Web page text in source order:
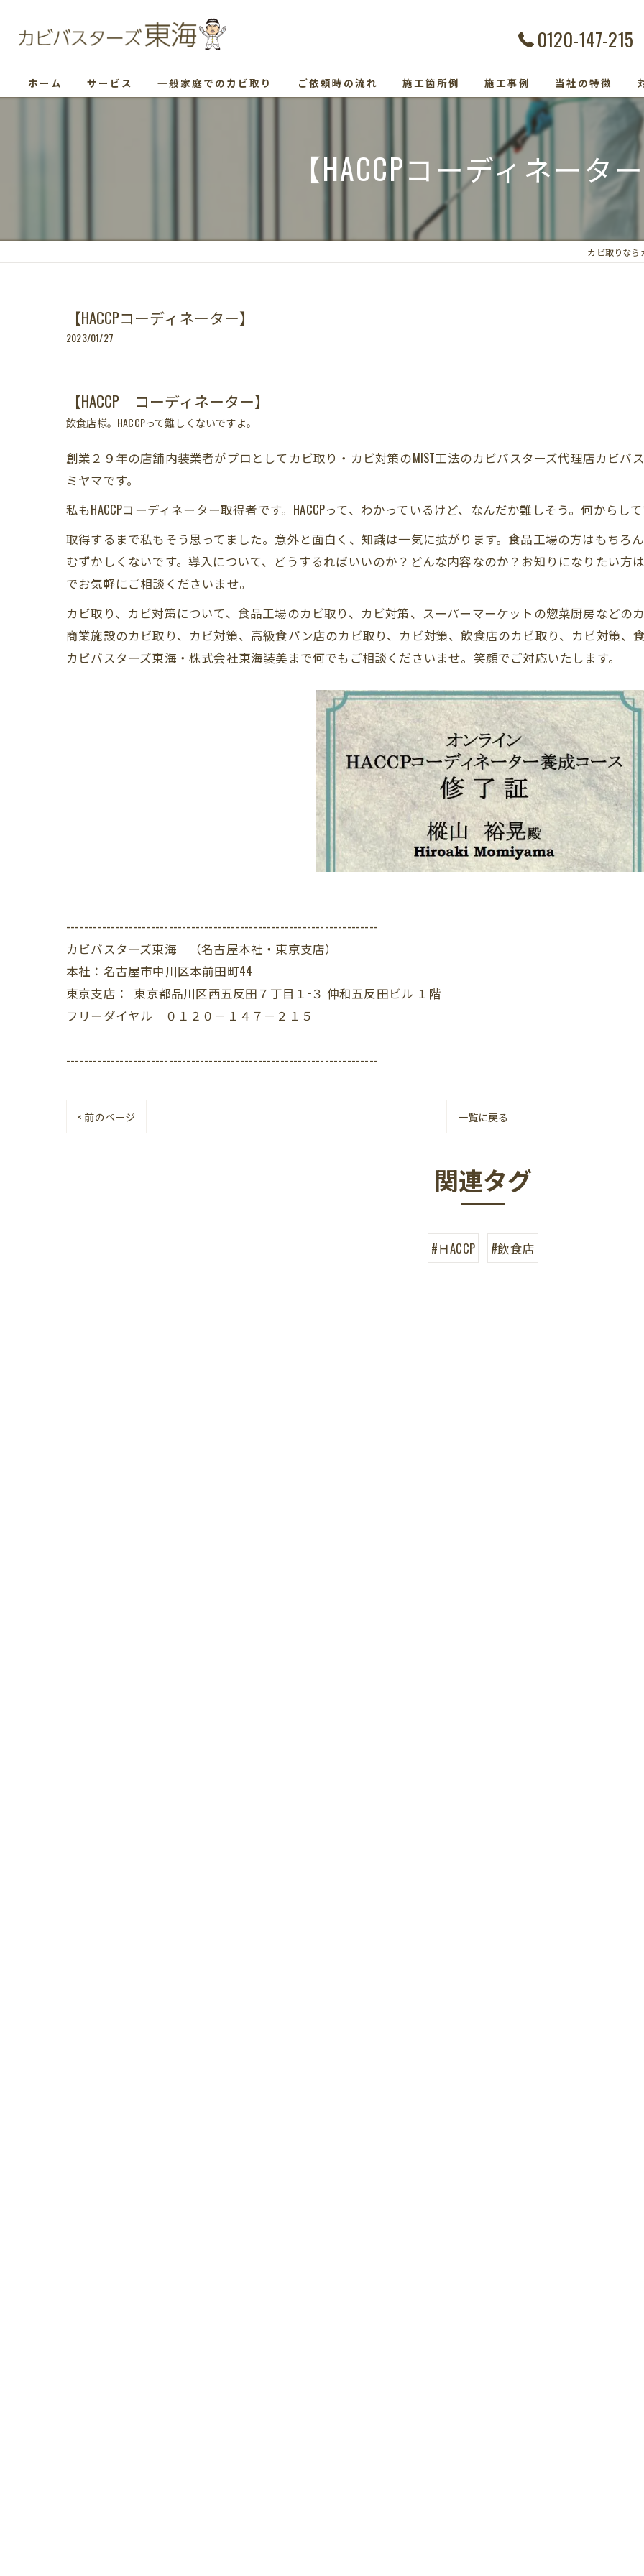
0120-147-215
ホーム サービス 一般家庭でのカビ取り ご依頼時の流れ 施工箇所例 施工事例 当社の特徴
カビ取り専門
カビ検査
【HACCPコーディネータ
カビ取りなら
【HACCPコーディネーター】
2023/01/27
【HACCP コーディネーター】
飲食店様。HACCPって難しくないですよ。
創業２９年の店舗内装業者がプロとしてカビ取り・カビ対策のMIST工法のカビバスターズ代理店カビバ
ミヤマです。
私もHACCPコーディネーター取得者です。HACCPって、わかっているけど、なんだか難しそう。何からし
取得するまで私もそう思ってました。意外と面白く、知識は一気に拡がります。食品工場の方はもちろ
むずかしくないです。導入について、どうするればいいのか？どんな内容なのか？お知りになりたい方
でお気軽にご相談くださいませ。
カビ取り、カビ対策について、食品工場のカビ取り、カビ対策、スーパーマーケットの惣菜厨房などの
商業施設のカビ取り、カビ対策、高級食パン店のカビ取り、カビ対策、飲食店のカビ取り、カビ対策、
カビバスターズ東海・株式会社東海装美まで何でもご相談くださいませ。笑顔でご対応いたします。
----------------------------------------------------------------------
カビバスターズ東海 （名古屋本社・東京支店）
本社：名古屋市中川区本前田町44
東京支店： 東京都品川区西五反田７丁目１−３ 伸和五反田ビル １階
フリーダイヤル ０１２０－１４７－２１５
----------------------------------------------------------------------
< 前のページ 一覧に戻る
関連タグ
#ＨACCP #飲食店